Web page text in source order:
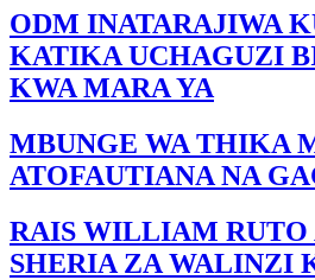
ODM INATARAJIWA
KATIKA UCHAGUZI
KWA MARA YA
MBUNGE WA THIKA
ATOFAUTIANA NA
RAIS WILLIAM RUTO
SHERIA ZA WALINZI